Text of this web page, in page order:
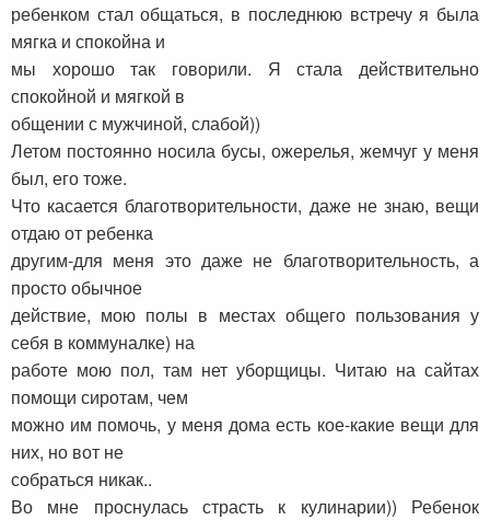
ребенком стал общаться, в последнюю встречу я была
мягка и спокойна и
мы хорошо так говорили. Я стала действительно
спокойной и мягкой в
общении с мужчиной, слабой))
Летом постоянно носила бусы, ожерелья, жемчуг у меня
был, его тоже.
Что касается благотворительности, даже не знаю, вещи
отдаю от ребенка
другим-для меня это даже не благотворительность, а
просто обычное
действие, мою полы в местах общего пользования у
себя в коммуналке) на
работе мою пол, там нет уборщицы. Читаю на сайтах
помощи сиротам, чем
можно им помочь, у меня дома есть кое-какие вещи для
них, но вот не
собраться никак..
Во мне проснулась страсть к кулинарии)) Ребенок